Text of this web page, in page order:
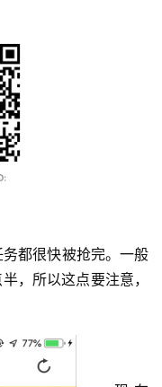
都很快被抢完。一般
，所以这点要注意，